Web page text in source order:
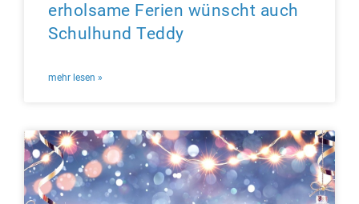
erholsame Ferien wünscht auch
Schulhund Teddy
mehr lesen »